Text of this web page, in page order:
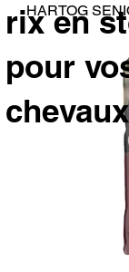
rix en
pour
HARTOG